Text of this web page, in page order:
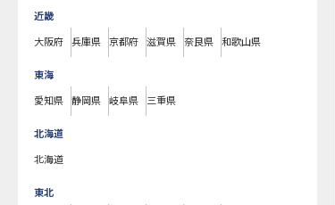
近畿
大阪府 兵庫県 京都府 滋賀県 奈良県 和歌山県
東海
愛知県 静岡県 岐阜県 三重県
北海道
北海道
東北